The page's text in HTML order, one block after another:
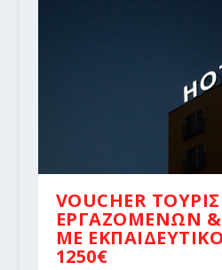
VOUCHER
ΕΡΓΑΖΟΜΕΝΩΝ
ΜΕ
1250€